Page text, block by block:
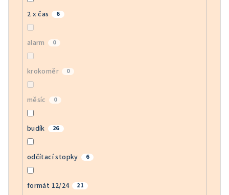
2 x čas 6
alarm 0
krokoměr 0
měsíc 0
budík 26
odčítací stopky 6
formát 12/24 21